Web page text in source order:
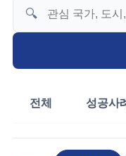
🔍
전체 성공사